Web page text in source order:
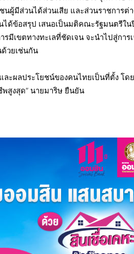
ผู้มีส่วนได้ส่วนเสีย และส่วนราชการต่า
ด้ข้อสรุป เสนอเป็นมติคณะรัฐมนตรีใน
มีเขตทางทะเลที่ชัดเจน จะนำไปสู่การ
วยเช่นกัน
ละผลประโยชน์ของคนไทยเป็นที่ตั้ง โด
พสูงสุด” นายมาริษ ยืนยัน